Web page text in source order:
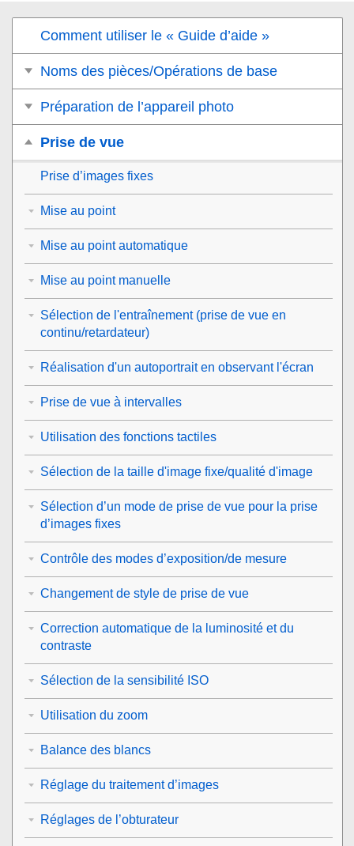
Comment utiliser le « Guide d’aide »
Noms des pièces/Opérations de base
Préparation de l’appareil photo
Prise de vue
Prise d’images fixes
Mise au point
Mise au point automatique
Mise au point manuelle
Sélection de l'entraînement (prise de vue en
continu/retardateur)
Réalisation d'un autoportrait en observant l'écran
Prise de vue à intervalles
Utilisation des fonctions tactiles
Sélection de la taille d'image fixe/qualité d'image
Sélection d’un mode de prise de vue pour la prise
d’images fixes
Contrôle des modes d’exposition/de mesure
Changement de style de prise de vue
Correction automatique de la luminosité et du
contraste
Sélection de la sensibilité ISO
Utilisation du zoom
Balance des blancs
Réglage du traitement d’images
Réglages de l’obturateur